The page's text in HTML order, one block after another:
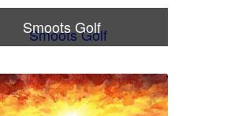
Smoots Golf